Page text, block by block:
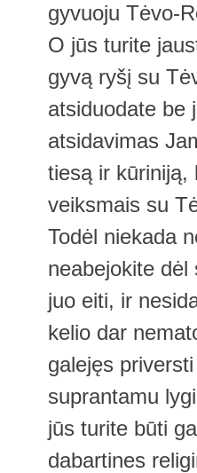
gyvuoju Tėvo-
O jūs turite
gyvą ryšį su
atsiduodate be
atsidavimas
tiesą ir kūriniją,
veiksmais su
Todėl niekada
neabejokite
juo eiti, ir
kelio dar
galejęs
suprantamu
jūs turite būti
dabartines